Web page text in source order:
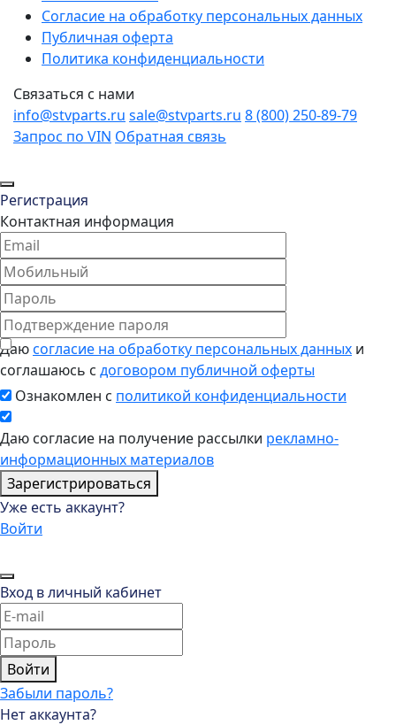
Согласие на обработку персональных данных
Публичная оферта
Политика конфиденциальности
Связаться с нами
info@stvparts.ru sale@stvparts.ru 8 (800) 250-89-79
Запрос по VIN Обратная связь
Регистрация
Контактная информация
Даюсогласие на обработку персональных данных и
соглашаюсь с договором публичной оферты
Ознакомлен с политикой конфиденциальности
Даю согласие на получение рассылки рекламно-
информационных материалов
Зарегистрироваться
Уже есть аккаунт?
Войти
Вход в личный кабинет
Войти
Забыли пароль?
Нет аккаунта?